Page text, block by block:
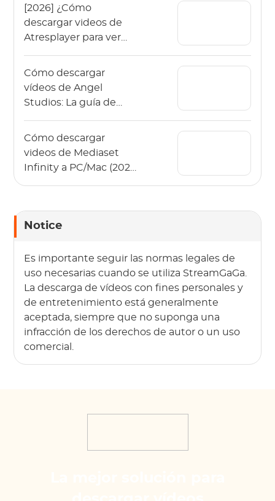
[2026] ¿Cómo
descargar videos de
Atresplayer para ver
Cómo descargar
vídeos de Angel
Studios: La guía de
Cómo descargar
videos de Mediaset
Infinity a PC/Mac (2026
Notice
Es importante seguir las normas legales de
uso necesarias cuando se utiliza StreamGaGa.
La descarga de vídeos con fines personales y
de entretenimiento está generalmente
aceptada, siempre que no suponga una
infracción de los derechos de autor o un uso
comercial.